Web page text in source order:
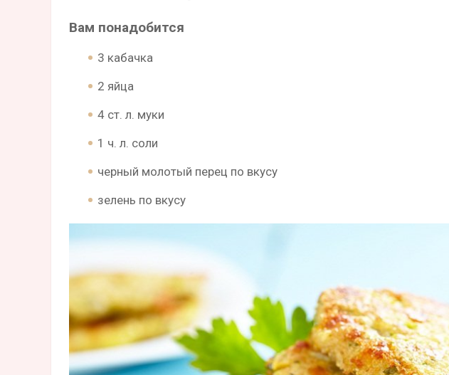
Вам понадобится
3 кабачка
2 яйца
4 ст. л. муки
1 ч. л. соли
черный молотый перец по вкусу
зелень по вкусу